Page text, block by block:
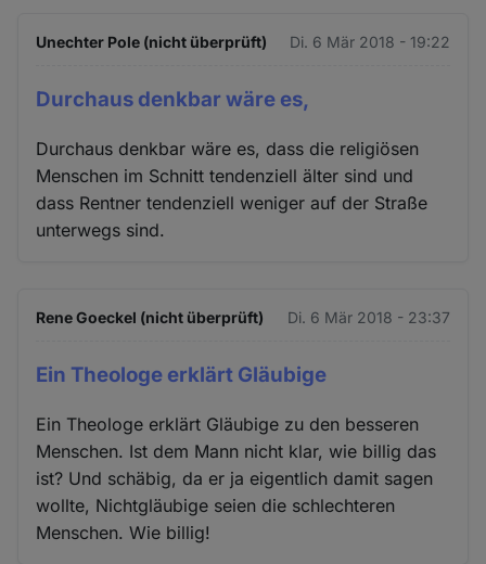
Unechter Pole (nicht überprüft) Di. 6 Mär 2018 - 19:22
Durchaus denkbar wäre es,
Durchaus denkbar wäre es, dass die religiösen
Menschen im Schnitt tendenziell älter sind und
dass Rentner tendenziell weniger auf der Straße
unterwegs sind.
Rene Goeckel (nicht überprüft) Di. 6 Mär 2018 - 23:37
Ein Theologe erklärt Gläubige
Ein Theologe erklärt Gläubige zu den besseren
Menschen. Ist dem Mann nicht klar, wie billig das
ist? Und schäbig, da er ja eigentlich damit sagen
wollte, Nichtgläubige seien die schlechteren
Menschen. Wie billig!